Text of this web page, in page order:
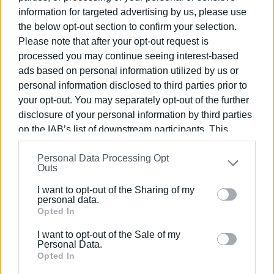
information for targeted advertising by us, please use
the below opt-out section to confirm your selection.
Please note that after your opt-out request is
processed you may continue seeing interest-based
ads based on personal information utilized by us or
personal information disclosed to third parties prior to
your opt-out. You may separately opt-out of the further
disclosure of your personal information by third parties
on the IAB’s list of downstream participants. This
information may also be disclosed by us to third parties
on theIAB’s List of Downstream Participants
that may
further disclose it to other third parties.
Please note that this website/app uses one or more
Google services and may gather and store information
behaviour. You may click to grant or deny consent to
Google and its third-party tags to use your data for
Personal Data Processing Opt
Outs
I want to opt-out of the Sharing of my
personal data.
Opted In
I want to opt-out of the Sale of my
Personal Data.
Opted In
κάτι τέτοια, που δεν σπανίζουν, κατέληξε η Παλιά Πόλη
όπως είναι. Όσο για το κόστος επισκευών, καλύτερα να
μην το συζητάμε.